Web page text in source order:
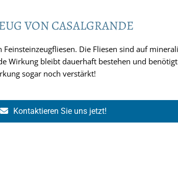
VON CASALGRANDE
Die Fliesen sind auf
Wirkung bleibt dauerhaft bestehen und
sogar noch verstärkt!
Kontaktieren Sie uns jetzt!